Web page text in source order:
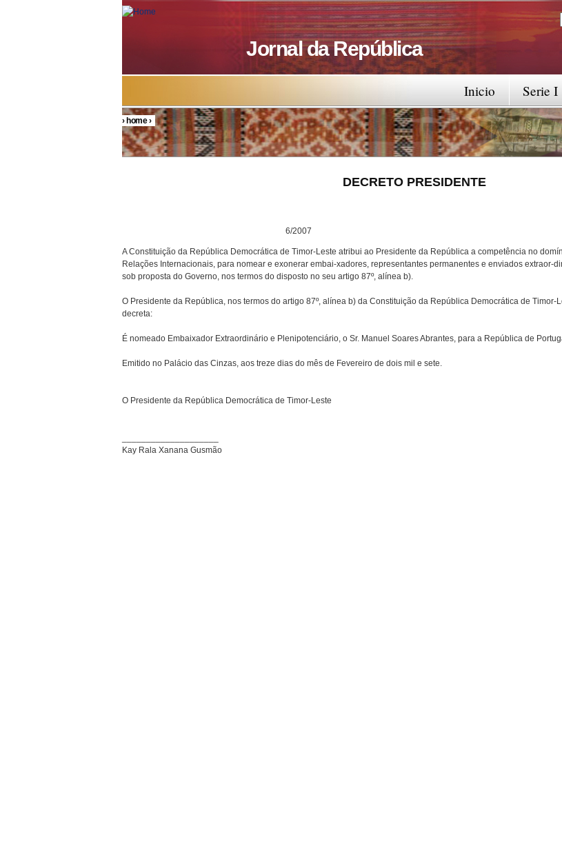
Jornal da República
Serie I
Inicio
You are here
›home›
DECRETO PRESIDENTE
6/2007
A Constituição da República Democrática de Timor-Leste atribui ao Presidente da República a competência no
Relações Internacionais, para nomear e exonerar embai-xadores, representantes permanentes e enviados extraor-
sob proposta do Governo, nos termos do disposto no seu artigo 87º, alínea b).
O Presidente da República, nos termos do artigo 87º, alínea b) da Constituição da República Democrática de Timor-
decreta:
É nomeado Embaixador Extraordinário e Plenipotenciário, o Sr. Manuel Soares Abrantes, para a República de
Emitido no Palácio das Cinzas, aos treze dias do mês de Fevereiro de dois mil e sete.
O Presidente da República Democrática de Timor-Leste
Kay Rala Xanana Gusmão